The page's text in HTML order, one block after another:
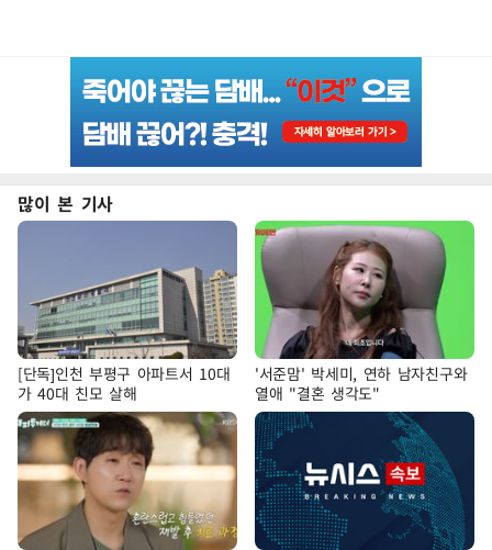
많이 본 기사
[단독]인천 부평구 아파트서 10대
가 40대 친모 살해
'서준맘' 박세미, 연하 남자친구와
열애 "결혼 생각도"